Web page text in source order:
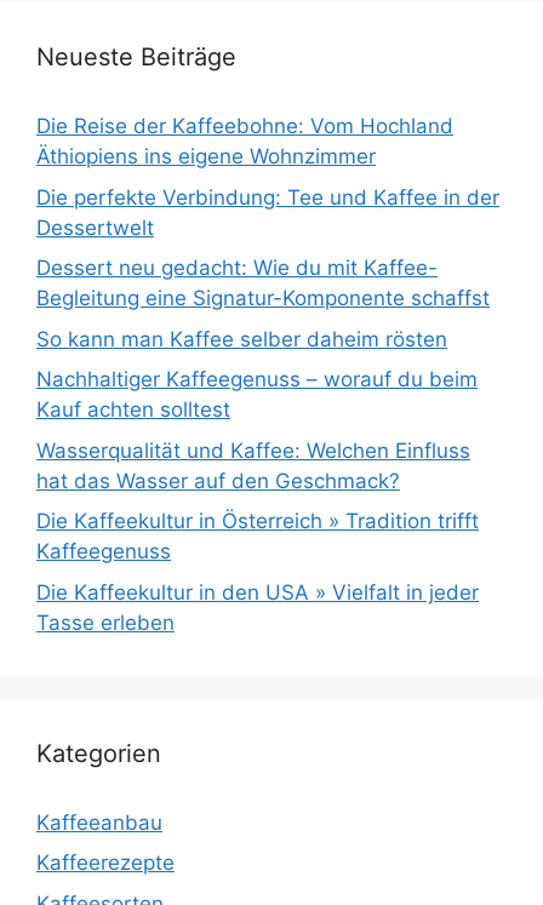
Neueste Beiträge
Die Reise der Kaffeebohne: Vom Hochland
Äthiopiens ins eigene Wohnzimmer
Die perfekte Verbindung: Tee und Kaffee in der
Dessertwelt
Dessert neu gedacht: Wie du mit Kaffee-
Begleitung eine Signatur-Komponente schaffst
So kann man Kaffee selber daheim rösten
Nachhaltiger Kaffeegenuss – worauf du beim
Kauf achten solltest
Wasserqualität und Kaffee: Welchen Einfluss
hat das Wasser auf den Geschmack?
Die Kaffeekultur in Österreich » Tradition trifft
Kaffeegenuss
Die Kaffeekultur in den USA » Vielfalt in jeder
Tasse erleben
Kategorien
Kaffeeanbau
Kaffeerezepte